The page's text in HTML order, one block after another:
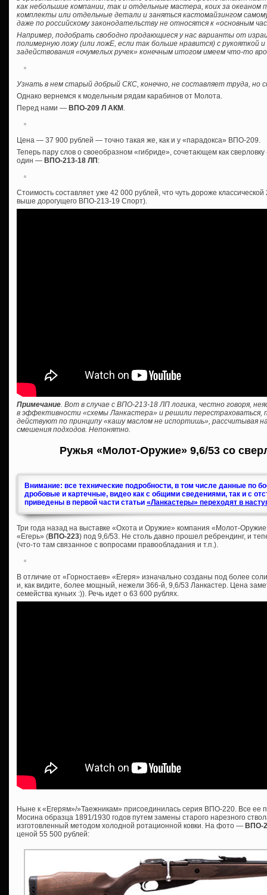
как небольшие компании, так и отдельные мастера, коих за океаном
комплекты или отдельные детали и заняться кастомайзингом
даже по российскому законодательству не относятся к «основным
Например, подобрать свободно продающиеся у нас варианты от
полимерную ложу (или ложЕ, если так больше нравится) с рукояткой
задействования «очумелых ручек» конечным итогом имеем что-то
Узнать в нем старый добрый СКС, конечно, не составляет труда, но
Однако вернемся к модельным рядам карабинов от Молота.
Перед нами — ВПО-209 Л АКМ .
Цена — 37 900 рублей — точно такая же, как и у «парадокса» ВПО-209.
Теперь пару слов о своеобразном «гибриде», сочетающем как
один — ВПО-213-18 ЛП :
Стоимость составляет уже 42 000 рублей, что чуть дороже
выше дорогущего ВПО-213-19 Спорт).
Примечание. Вот в случае с ВПО-213-18 ЛП логика, честно говоря,
в эффективности «схемы Ланкастера» и решили перестраховаться,
действуют по принципу «кашу маслом не испортишь», рассчитывая
смешения подходов. Непонятно.
Ружья «Молот-Оружие» 9,6/53 со
Внимание: все технические подробности, в том числе данные по
дробовые и картечные, видео как с общими сведениями, так и с
приведены в первой части статьи «Ланкастеры» переходят в
Три года назад на выставке «Охота и Оружие» компания «Молот-
«Егерь» (ВПО-223) под 9,6/53. Не столь давно прошел ребрендинг, и
(что-то там связанное с вопросами правообладания и т.п.).
В отличие от «Горностаев» «Егеря» изначально созданы под более
и, как видите, более мощный, нежели 366-й, 9,6/53 Ланкастер. Цена
семейства куньих :)). Речь идет о 63 600 рублях.
Ныне к «Егерям»/»Таежникам» присоединилась серия ВПО-220. Все ее
Мосина образца 1891/1930 годов путем замены старого нарезного
изготовленный методом холодной ротационной ковки. На фото — ВПО-
ценой 55 500 рублей: